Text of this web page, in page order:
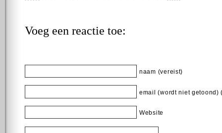
Voeg een reactie toe:
naam (vereist)
email (wordt niet getoond)
Website